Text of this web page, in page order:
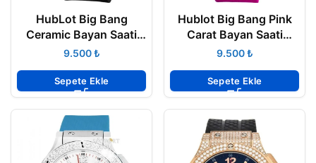
HubLot Big Bang
Ceramic Bayan Saati
Gold Kasa 38 mm
₺
Sepete Ekle
Hublot Big Bang Pink
Carat Bayan Saati
341.PP.2010.LR.1903
₺
Sepete Ekle